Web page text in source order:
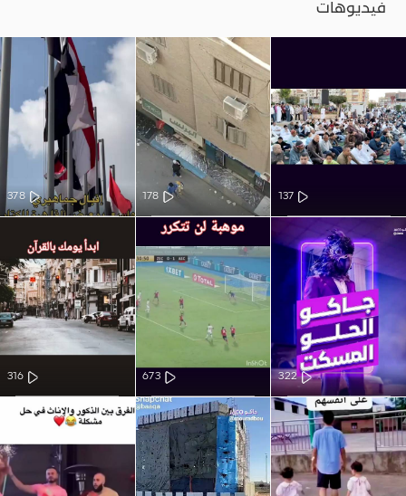
فيديوهات
137
178
378
322
673
316